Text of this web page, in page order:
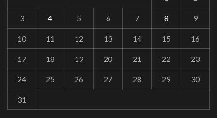
3 4 5 6 7 8 9
10 11 12 13 14 15 16
17 18 19 20 21 22 23
24 25 26 27 28 29 30
31